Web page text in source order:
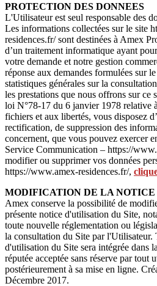
PROTECTION DES DONNEES
L'Utilisateur est seul responsable des
Les informations collectées sur le site
residences.fr/ sont destinées à Amex
d’un traitement informatique ayant
votre demande et notre gestion
réponse aux demandes formulées sur
statistiques générales sur la
les prestations que nous offrons sur ce
loi N°78-17 du 6 janvier 1978 relative
fichiers et aux libertés, vous disposez
rectification, de suppression des
concernent, que vous pouvez exercer
Service Communication – https://
modifier ou supprimer vos données
https://www.amex-residences.fr/,
MODIFICATION DE LA NOTICE
Amex conserve la possibilité de
présente notice d'utilisation du Site,
toute nouvelle réglementation ou
la consultation du Site par l'Utilisateur.
d'utilisation du Site sera intégrée dans
réputée acceptée sans réserve par tout
postérieurement à sa mise en ligne.
Décembre 2017.